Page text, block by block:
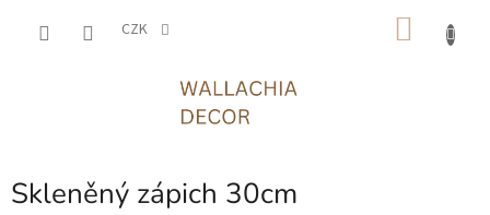
CZK
Skleněný zápich 30cm